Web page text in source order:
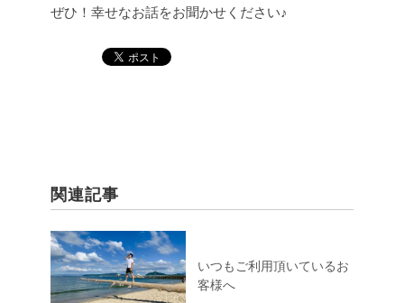
ぜひ！幸せなお話をお聞かせください♪
関連記事
いつもご利用頂いているお
客様へ